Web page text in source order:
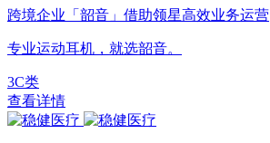
跨境企业「韶音」借助领星高效业务运营
专业运动耳机，就选韶音。
3C类
查看详情